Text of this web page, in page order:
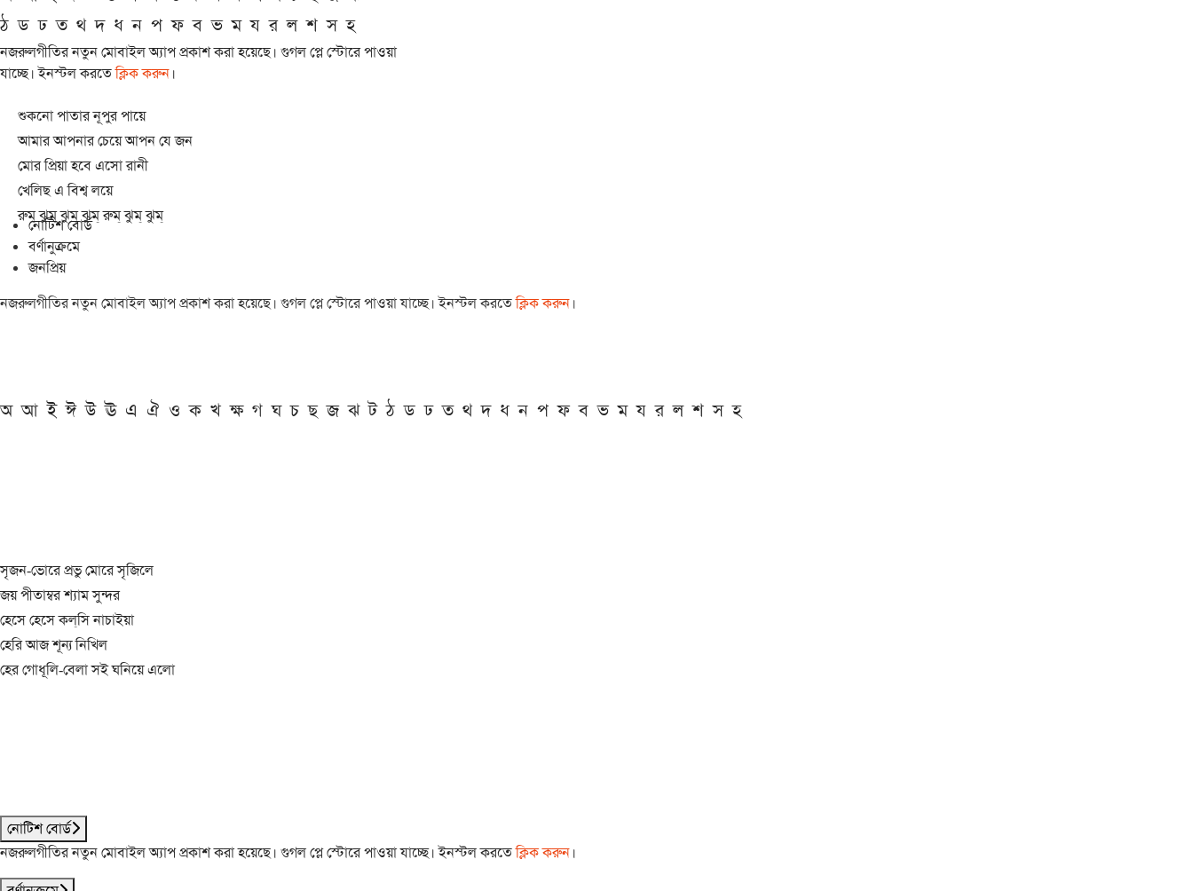
ঠ ড ঢ ত থ দ ধ ন প ফ ব ভ ম য র ল শ স হ
নজরুলগীতির নতুন মোবাইল অ্যাপ প্রকাশ করা হয়েছে। গুগল প্লে স্টোরে পাওয়া
যাচ্ছে। ইনস্টল করতেক্লিক করুন।
শুকনো পাতার নূপুর পায়ে
আমার আপনার চেয়ে আপন যে জন
মোর প্রিয়া হবে এসো রানী
খেলিছ এ বিশ্ব লয়ে
রুম্ ঝুম্ ঝুম্ ঝুম্ রুম্ ঝুম্ ঝুম্
নোটিশ বোর্ড
বর্ণানুক্রমে
জনপ্রিয়
নজরুলগীতির নতুন মোবাইল অ্যাপ প্রকাশ করা হয়েছে। গুগল প্লে স্টোরে পাওয়া যাচ্ছে। ইনস্টল করতেক্লিক করুন।
অ আ ই ঈ উ ঊ এ ঐ ও ক খ ক্ষ গ ঘ চ ছ জ ঝ ট ঠ ড ঢ ত থ দ ধ ন প ফ ব ভ ম য র ল শ স হ
সৃজন-ভোরে প্রভু মোরে সৃজিলে
জয় পীতাম্বর শ্যাম সুন্দর
হেসে হেসে কল্‌সি নাচাইয়া
হেরি আজ শূন্য নিখিল
হের গোধূলি-বেলা সই ঘনিয়ে এলো
নোটিশ বোর্ড
নজরুলগীতির নতুন মোবাইল অ্যাপ প্রকাশ করা হয়েছে। গুগল প্লে স্টোরে পাওয়া যাচ্ছে। ইনস্টল করতেক্লিক করুন।